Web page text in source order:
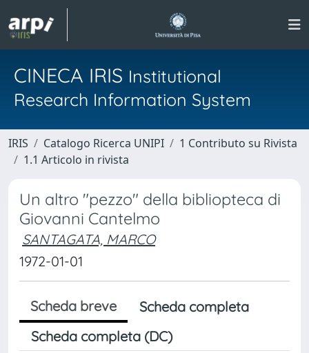
CINECA IRIS Institutional
Research Information System
IRIS Catalogo Ricerca UNIPI
1 Contributo su Rivista
1.1 Articolo in rivista
Un altro "pezzo" della bibliopteca di
Giovanni Cantelmo
SANTAGATA, MARCO
1972-01-01
Scheda breve
Scheda completa
Scheda completa (DC)